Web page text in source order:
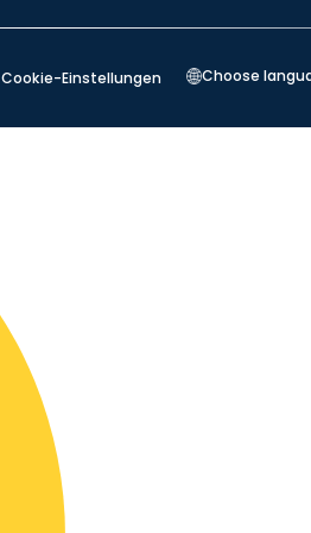
Cookie-Einstellungen Choose